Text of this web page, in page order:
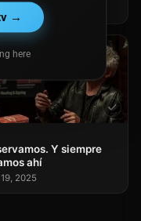
02, 2025
Y siempre
ahí
2025
→
here